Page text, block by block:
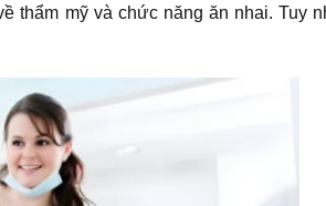
thẩm mỹ và chức năng ăn nhai. Tuy